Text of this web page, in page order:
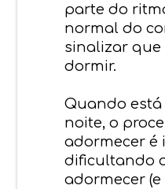
parte do
normal do
sinalizar que
dormir.
Quando
noite, o
adormecer é
dificultando
adormecer